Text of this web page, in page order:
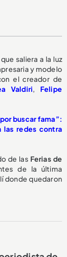
saliera a la luz
y modelo
el creador de
Valdiri, Felipe
buscar fama”:
las redes contra
de las Ferias de
de la última
donde quedaron